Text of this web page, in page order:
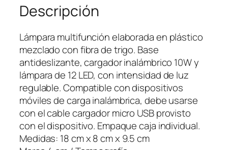
n
a
l
á
m
b
r
i
c
o
3
-
Descripción
Lámpara multifunción elaborada en plástico
mezclado con fibra de trigo. Base
antideslizante, cargador inalámbrico 10W y
lámpara de 12 LED, con intensidad de luz
regulable. Compatible con dispositivos
móviles de carga inalámbrica, debe usarse
con el cable cargador micro USB provisto
con el dispositivo. Empaque caja individual.
Medidas: 18 cm x 8 cm x 9.5 cm